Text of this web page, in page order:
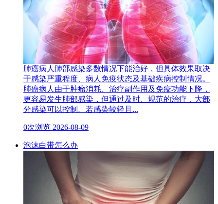
肺癌病人肺部感染多数情况下能治好，但具体效果取决
于感染严重程度、病人免疫状态及基础疾病控制情况。
肺癌病人由于肿瘤消耗、治疗副作用及免疫功能下降，
更容易发生肺部感染，但通过及时、规范的治疗，大部
分感染可以控制。若感染较轻且...
0次浏览 2026-08-09
泡沫白带怎么办